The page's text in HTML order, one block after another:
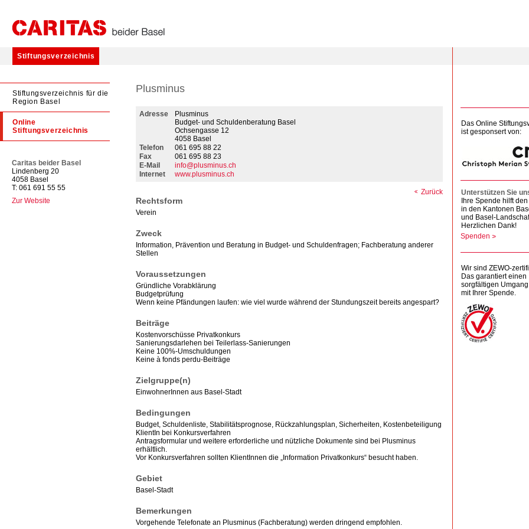
Stiftungsverzeichnis
Stiftungsverzeichnis für die
Region Basel
Online
Stiftungsverzeichnis
Caritas beider Basel
Lindenberg 20
4058 Basel
T: 061 691 55 55
Zur Website
Plusminus
Adresse
Plusminus
Budget- und Schuldenberatung Basel
Ochsengasse 12
4058 Basel
Telefon
061 695 88 22
Fax
061 695 88 23
E-Mail
info@plusminus.ch
Internet
www.plusminus.ch
Zurück
Rechtsform
Verein
Zweck
Information, Prävention und Beratung in Budget- und Schuldenfragen; Fachberatung anderer
Stellen
Voraussetzungen
Gründliche Vorabklärung
Budgetprüfung
Wenn keine Pfändungen laufen: wie viel wurde während der Stundungszeit bereits angespart?
Beiträge
Kostenvorschüsse Privatkonkurs
Sanierungsdarlehen bei Teilerlass-Sanierungen
Keine 100%-Umschuldungen
Keine à fonds perdu-Beiträge
Zielgruppe(n)
EinwohnerInnen aus Basel-Stadt
Bedingungen
Budget, Schuldenliste, Stabilitätsprognose, Rückzahlungsplan, Sicherheiten, Kostenbeteiligung
KlientIn bei Konkursverfahren
Antragsformular und weitere erforderliche und nützliche Dokumente sind bei Plusminus
erhältlich.
Vor Konkursverfahren sollten KlientInnen die „Information Privatkonkurs“ besucht haben.
Gebiet
Basel-Stadt
Bemerkungen
Vorgehende Telefonate an Plusminus (Fachberatung) werden dringend empfohlen.
Das Online
ist gesponsert von:
Unterstützen Sie
Ihre Spende hilft
in den Kantonen
und Basel-
Herzlichen Dank!
Spenden
Wir sind ZEWO-
Das garantiert einen
sorgfältigen Umgang
mit Ihrer Spende.